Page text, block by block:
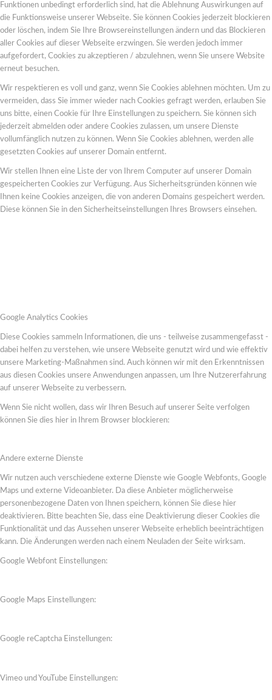
Funktionen unbedingt erforderlich sind, hat die Ablehnung Auswirkungen auf
die Funktionsweise unserer Webseite. Sie können Cookies jederzeit blockieren
oder löschen, indem Sie Ihre Browsereinstellungen ändern und das Blockieren
aller Cookies auf dieser Webseite erzwingen. Sie werden jedoch immer
aufgefordert, Cookies zu akzeptieren / abzulehnen, wenn Sie unsere Website
erneut besuchen.
Wir respektieren es voll und ganz, wenn Sie Cookies ablehnen möchten. Um zu
vermeiden, dass Sie immer wieder nach Cookies gefragt werden, erlauben Sie
uns bitte, einen Cookie für Ihre Einstellungen zu speichern. Sie können sich
jederzeit abmelden oder andere Cookies zulassen, um unsere Dienste
vollumfänglich nutzen zu können. Wenn Sie Cookies ablehnen, werden alle
gesetzten Cookies auf unserer Domain entfernt.
Wir stellen Ihnen eine Liste der von Ihrem Computer auf unserer Domain
gespeicherten Cookies zur Verfügung. Aus Sicherheitsgründen können wie
Ihnen keine Cookies anzeigen, die von anderen Domains gespeichert werden.
Diese können Sie in den Sicherheitseinstellungen Ihres Browsers einsehen.
Google Analytics Cookies
Diese Cookies sammeln Informationen, die uns - teilweise zusammengefasst -
dabei helfen zu verstehen, wie unsere Webseite genutzt wird und wie effektiv
unsere Marketing-Maßnahmen sind. Auch können wir mit den Erkenntnissen
aus diesen Cookies unsere Anwendungen anpassen, um Ihre Nutzererfahrung
auf unserer Webseite zu verbessern.
Wenn Sie nicht wollen, dass wir Ihren Besuch auf unserer Seite verfolgen
können Sie dies hier in Ihrem Browser blockieren:
Andere externe Dienste
Wir nutzen auch verschiedene externe Dienste wie Google Webfonts, Google
Maps und externe Videoanbieter. Da diese Anbieter möglicherweise
personenbezogene Daten von Ihnen speichern, können Sie diese hier
deaktivieren. Bitte beachten Sie, dass eine Deaktivierung dieser Cookies die
Funktionalität und das Aussehen unserer Webseite erheblich beeinträchtigen
kann. Die Änderungen werden nach einem Neuladen der Seite wirksam.
Google Webfont Einstellungen:
Google Maps Einstellungen:
Google reCaptcha Einstellungen:
Vimeo und YouTube Einstellungen: